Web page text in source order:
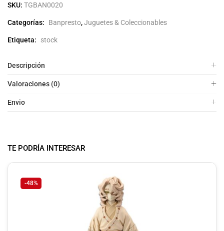
SKU: TGBAN0020
Categorías: Banpresto,Juguetes & Coleccionables
Etiqueta: stock
Descripción
Valoraciones (0)
Envio
TE PODRÍA INTERESAR
-48%